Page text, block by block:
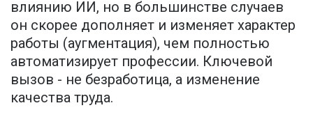
влиянию ИИ, но в большинстве случаев
он скорее дополняет и изменяет характер
работы (аугментация), чем полностью
автоматизирует профессии. Ключевой
вызов - не безработица, а изменение
качества труда.